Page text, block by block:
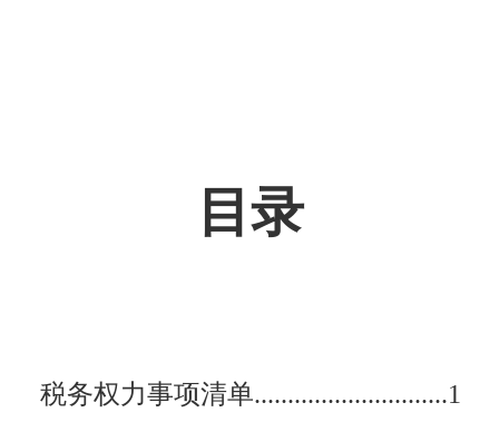
目录
税务权力事项清单.............................1